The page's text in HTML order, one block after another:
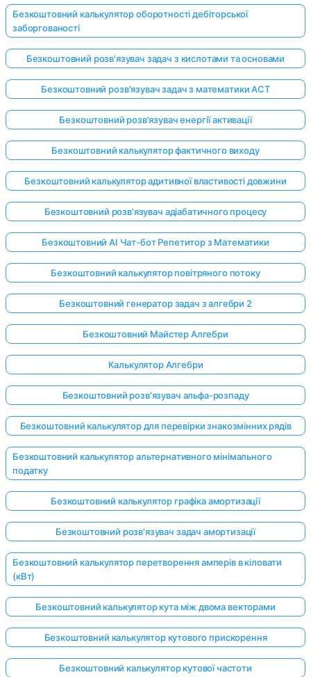
Безкоштовний калькулятор оборотності дебіторської
заборгованості
Безкоштовний розв'язувач задач з кислотами та основами
Безкоштовний розв'язувач задач з математики ACT
Безкоштовний розв'язувач енергії активації
Безкоштовний калькулятор фактичного виходу
Безкоштовний калькулятор адитивної властивості довжини
Безкоштовний розв'язувач адіабатичного процесу
Безкоштовний AI Чат-бот Репетитор з Математики
Безкоштовний калькулятор повітряного потоку
Безкоштовний генератор задач з алгебри 2
Безкоштовний Майстер Алгебри
Калькулятор Алгебри
Безкоштовний розв'язувач альфа-розпаду
Безкоштовний калькулятор для перевірки знакозмінних рядів
Безкоштовний калькулятор альтернативного мінімального
податку
Безкоштовний калькулятор графіка амортизації
Безкоштовний розв'язувач задач амортизації
Безкоштовний калькулятор перетворення амперів в кіловати
(кВт)
Безкоштовний калькулятор кута між двома векторами
Безкоштовний калькулятор кутового прискорення
Безкоштовний калькулятор кутової частоти